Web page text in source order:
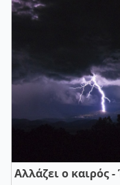
Αλλάζει ο καιρός -